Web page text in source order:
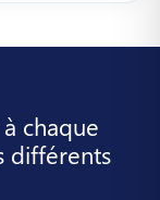
chaque
différents